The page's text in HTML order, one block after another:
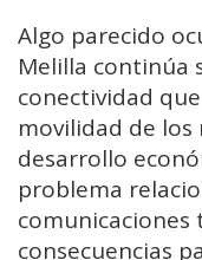
Algo parecido
Melilla continúa
conectividad
movilidad de
desarrollo
problema
consecuencias